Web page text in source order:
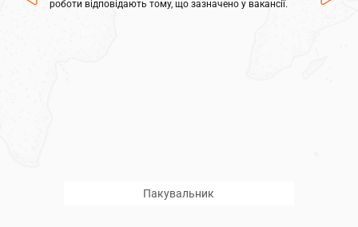
роботи відповідають тому, що зазначено у вакансії.
Пакувальник